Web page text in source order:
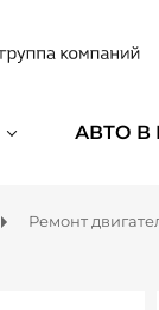
АВТО В
Ремонт